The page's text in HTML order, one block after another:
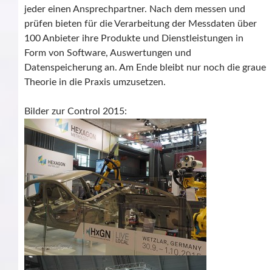
jeder einen Ansprechpartner. Nach dem messen und
prüfen bieten für die Verarbeitung der Messdaten über
100 Anbieter ihre Produkte und Dienstleistungen in
Form von Software, Auswertungen und
Datenspeicherung an. Am Ende bleibt nur noch die graue
Theorie in die Praxis umzusetzen.
Bilder zur Control 2015: